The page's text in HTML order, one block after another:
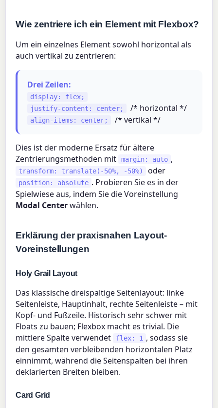
Wie zentriere ich ein Element mit Flexbox?
Um ein einzelnes Element sowohl horizontal als
auch vertikal zu zentrieren:
Drei Zeilen:
display: flex;
justify-content: center;
/* horizontal */
align-items: center; /* vertikal */
Dies ist der moderne Ersatz für ältere
Zentrierungsmethoden mit
margin: auto ,
transform: translate(-50%, -50%) oder
position: absolute . Probieren Sie es in der
Spielwiese aus, indem Sie die Voreinstellung
Modal Centerwählen.
Erklärung der praxisnahen Layout-
Voreinstellungen
Holy Grail Layout
Das klassische dreispaltige Seitenlayout: linke
Seitenleiste, Hauptinhalt, rechte Seitenleiste – mit
Kopf- und Fußzeile. Historisch sehr schwer mit
Floats zu bauen; Flexbox macht es trivial. Die
mittlere Spalte verwendet
flex: 1 , sodass sie
den gesamten verbleibenden horizontalen Platz
einnimmt, während die Seitenspalten bei ihren
deklarierten Breiten bleiben.
Card Grid